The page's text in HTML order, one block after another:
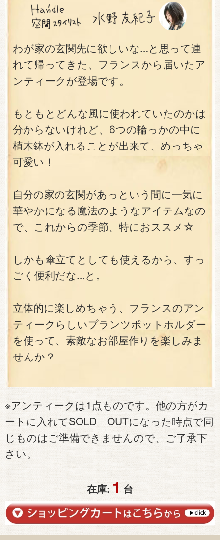
わが家の玄関先に欲しいな…と思って連
れて帰ってきた、フランスから届いたア
ンティークが登場です。
もともとどんな風に使われていたのかは
分からないけれど、6つの輪っかの中に
植木鉢が入れることが出来て、めっちゃ
可愛い！
自分の家の玄関があっという間に一気に
華やかになる魔法のようなアイテムなの
で、これからの季節、特におススメ☆
しかも傘立てとしても使えるから、すっ
ごく便利だな…と。
立体的に楽しめちゃう、フランスのアン
ティークらしいプランツポットホルダー
を使って、素敵なお部屋作りを楽しみま
せんか？
※アンティークは1点ものです。他の方がカ
ートに入れてSOLD OUTになった時点で同
じものはご準備できませんので、ご了承下
さい。
在庫: 1 台